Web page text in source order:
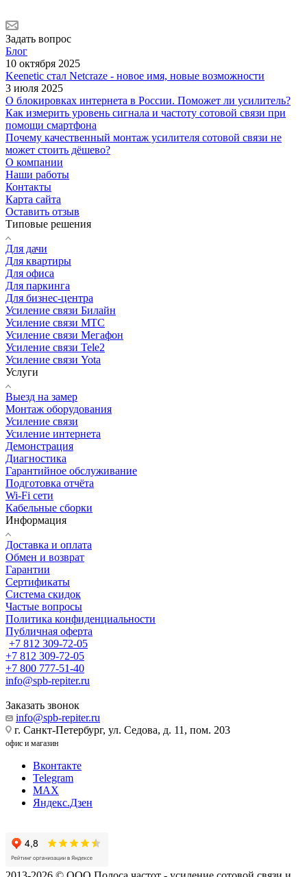
Задать вопрос
Блог
10 октября 2025
Keenetic стал Netcraze - новое имя, новые возможности
3 июля 2025
О блокировках интернета в России. Поможет ли усилитель?
Как измерить уровень сигнала и частоту сотовой связи при
помощи смартфона
Почему качественный монтаж усилителя сотовой связи не
может стоить дёшево?
О компании
Наши работы
Контакты
Карта сайта
Оставить отзыв
Типовые решения
Для дачи
Для квартиры
Для офиса
Для паркинга
Для бизнес-центра
Усиление связи Билайн
Усиление связи МТС
Усиление связи Мегафон
Усиление связи Tele2
Усиление связи Yota
Услуги
Выезд на замер
Монтаж оборудования
Усиление связи
Усиление интернета
Демонстрация
Диагностика
Гарантийное обслуживание
Подготовка отчёта
Wi-Fi сети
Кабельные сборки
Информация
Доставка и оплата
Обмен и возврат
Гарантии
Сертификаты
Система скидок
Частые вопросы
Политика конфиденциальности
Публичная оферта
+7 812 309-72-05
+7 812 309-72-05
+7 800 777-51-40
info@spb-repiter.ru
Заказать звонок
info@spb-repiter.ru
г. Санкт-Петербург, ул. Седова, д. 11, пом. 203
офис и магазин
Вконтакте
Telegram
MAX
Яндекс.Дзен